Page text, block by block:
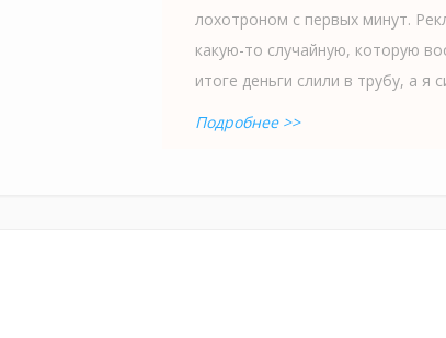
лохотроном с первых минут.
какую-то случайную, которую
итоге деньги слили в трубу, а я
Подробнее >>